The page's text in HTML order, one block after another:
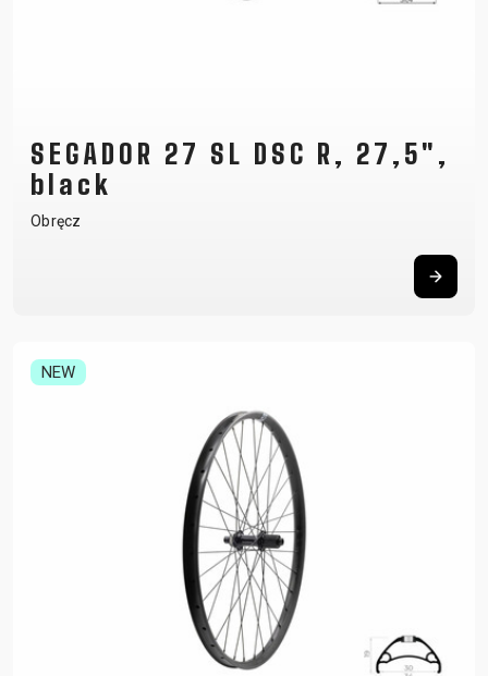
SEGADOR 27 SL DSC R, 27,5",
black
Obręcz
NEW